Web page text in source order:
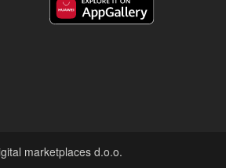
marketplaces d.o.o.